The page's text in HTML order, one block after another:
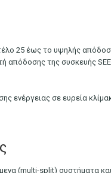
25 έως το υψηλής
απόδοσης της συσκευής
ενέργειας σε ευρεία
(multi-split) συστήματα